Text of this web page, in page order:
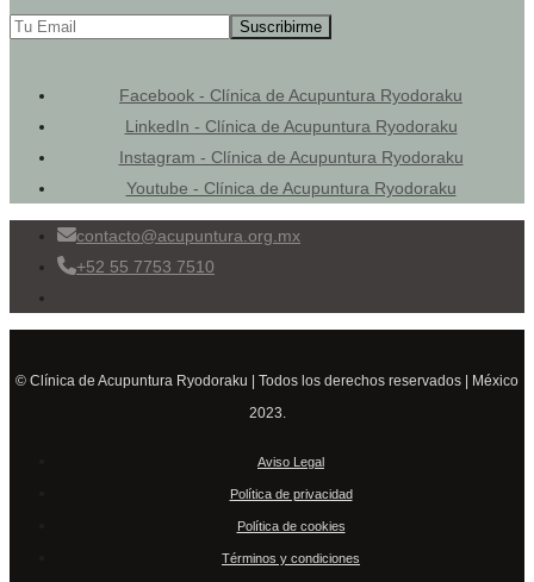
Facebook - Clínica de Acupuntura Ryodoraku
LinkedIn - Clínica de Acupuntura Ryodoraku
Instagram - Clínica de Acupuntura Ryodoraku
Youtube - Clínica de Acupuntura Ryodoraku
contacto@acupuntura.org.mx
+52 55 7753 7510
© Clínica de Acupuntura Ryodoraku | Todos los derechos reservados | México
2023.
Aviso Legal
Política de privacidad
Política de cookies
Términos y condiciones